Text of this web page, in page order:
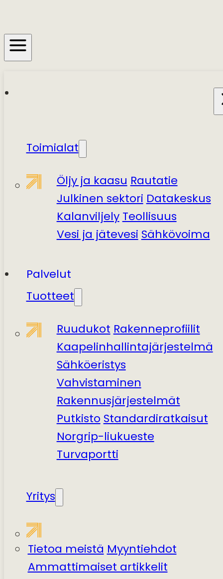
Toimialat
Öljy ja kaasuRautatie
Julkinen sektoriDatakeskus
KalanviljelyTeollisuus
Vesi ja jätevesiSähkövoima
Palvelut
Tuotteet
RuudukotRakenneprofiilit
Kaapelinhallintajärjestelmä
Sähköeristys
Vahvistaminen
Rakennusjärjestelmät
PutkistoStandardiratkaisut
Norgrip-liukueste
Turvaportti
Yritys
Tietoa meistäMyyntiehdot
Ammattimaiset artikkelit